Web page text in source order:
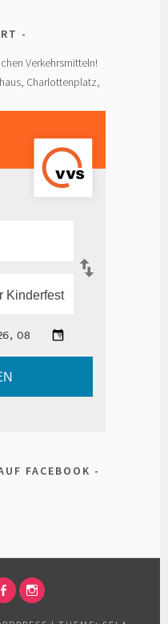
Verkehrsmitteln!
Charlottenplatz,
FACEBOOK